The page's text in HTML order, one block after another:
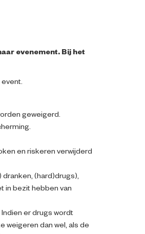
evenement. Bij het
geweigerd.
en riskeren verwijderd
(hard)drugs),
in bezit hebben van
er drugs wordt
weigeren dan wel, als de